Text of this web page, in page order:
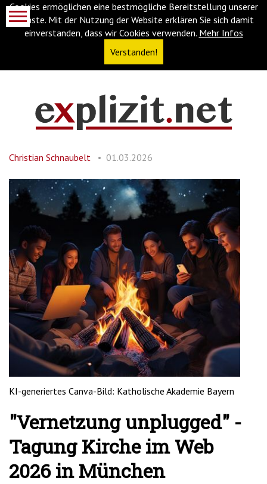
Cookies ermöglichen eine bestmögliche Bereitstellung unserer
Dienste. Mit der Nutzung der Website erklären Sie sich damit
einverstanden, dass wir Cookies verwenden. Mehr Infos
Verstanden!
(Accesskey
Navigation
springen
(Accesskey
springen
(Accesskey
'2')
Christian Schnaubelt 01.03.2026
KI-generiertes Canva-Bild: Katholische Akademie Bayern
"Vernetzung unplugged" -
Tagung Kirche im Web
2026 in München